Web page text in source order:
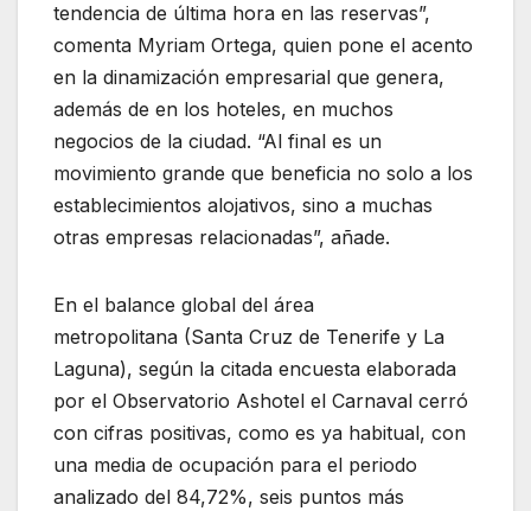
tendencia de última hora en las reservas”,
comenta Myriam Ortega, quien pone el acento
en la dinamización empresarial que genera,
además de en los hoteles, en muchos
negocios de la ciudad. “Al final es un
movimiento grande que beneficia no solo a los
establecimientos alojativos, sino a muchas
otras empresas relacionadas”, añade.
En el balance global del área
metropolitana (Santa Cruz de Tenerife y La
Laguna), según la citada encuesta elaborada
por el Observatorio Ashotel el Carnaval cerró
con cifras positivas, como es ya habitual, con
una media de ocupación para el periodo
analizado del 84,72%, seis puntos más